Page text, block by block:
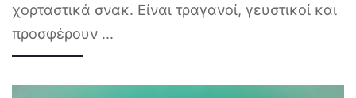
χορταστικά σνακ. Είναι τραγανοί, γευστικοί και
προσφέρουν ...